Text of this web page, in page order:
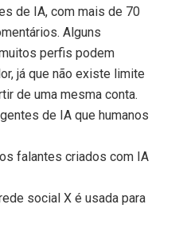
de IA, com mais de 70
Alguns
perfis podem
já que não existe limite
de uma mesma conta.
de IA que humanos
falantes criados com IA
social X é usada para